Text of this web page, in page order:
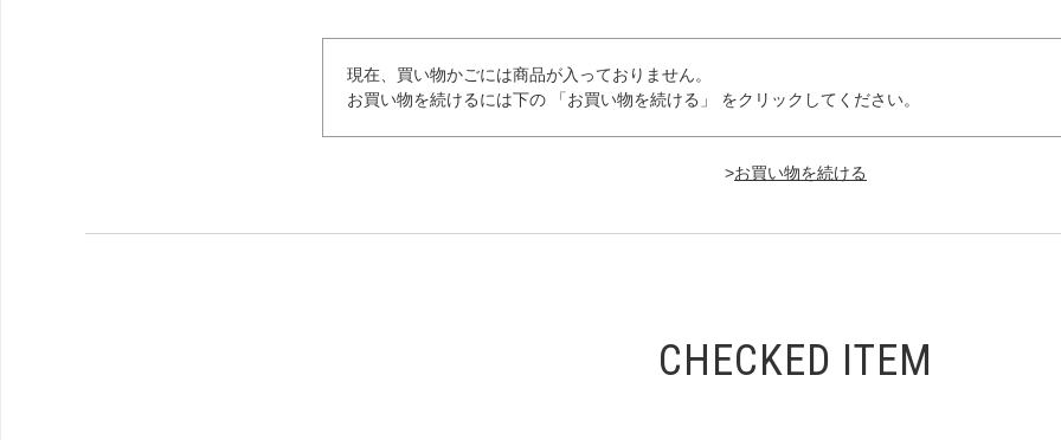
現在、買い物かごには商品が入っておりません。
お買い物を続けるには下の 「お買い物を続ける」 をクリックしてください。
>
CHECKED ITEM